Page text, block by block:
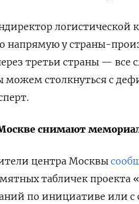
логистической
напрямую у страны-
третьи страны — все
можем столкнуться с
снимают
центра Москвы
табличек проекта
по инициативе или с